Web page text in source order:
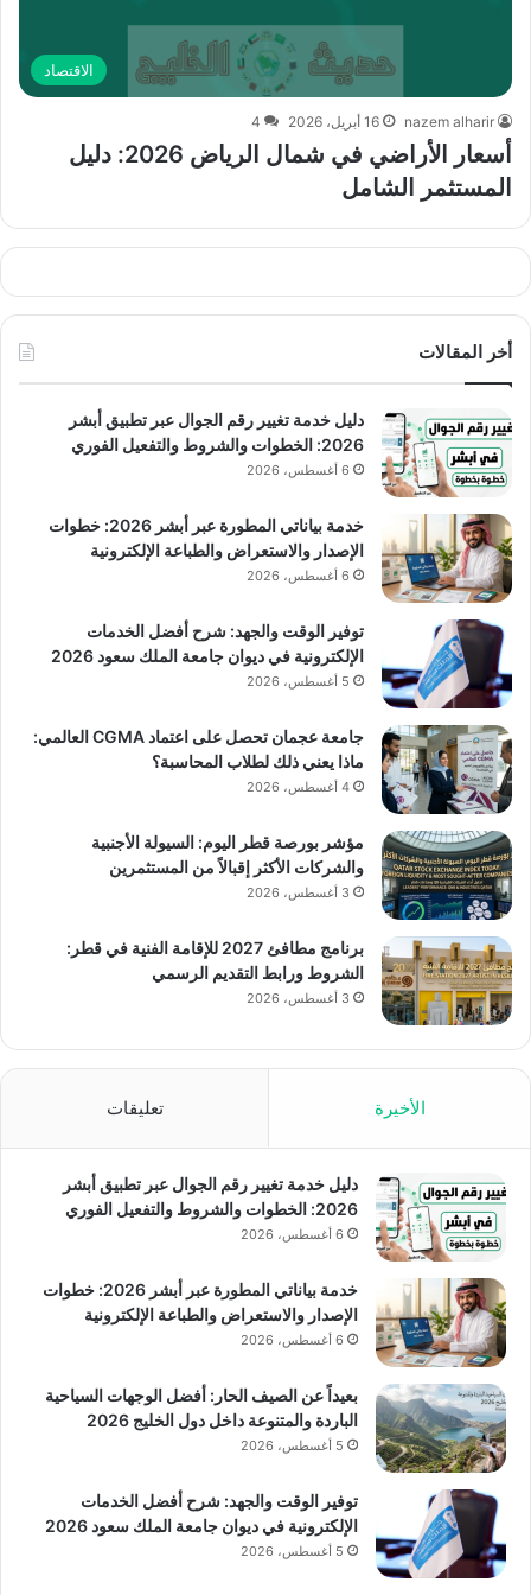
الاقتصاد
nazem alharir 16 أبريل، 2026 4
أسعار الأراضي في شمال الرياض 2026: دليل
المستثمر الشامل
أخر المقالات
دليل خدمة تغيير رقم الجوال عبر تطبيق أبشر
2026: الخطوات والشروط والتفعيل الفوري
6 أغسطس، 2026
خدمة بياناتي المطورة عبر أبشر 2026: خطوات
الإصدار والاستعراض والطباعة الإلكترونية
6 أغسطس، 2026
توفير الوقت والجهد: شرح أفضل الخدمات
الإلكترونية في ديوان جامعة الملك سعود 2026
5 أغسطس، 2026
جامعة عجمان تحصل على اعتماد CGMA العالمي:
ماذا يعني ذلك لطلاب المحاسبة؟
4 أغسطس، 2026
مؤشر بورصة قطر اليوم: السيولة الأجنبية
والشركات الأكثر إقبالاً من المستثمرين
3 أغسطس، 2026
برنامج مطافئ 2027 للإقامة الفنية في قطر:
الشروط ورابط التقديم الرسمي
3 أغسطس، 2026
الأخيرة تعليقات
دليل خدمة تغيير رقم الجوال عبر تطبيق أبشر
2026: الخطوات والشروط والتفعيل الفوري
6 أغسطس، 2026
خدمة بياناتي المطورة عبر أبشر 2026: خطوات
الإصدار والاستعراض والطباعة الإلكترونية
6 أغسطس، 2026
بعيداً عن الصيف الحار: أفضل الوجهات السياحية
الباردة والمتنوعة داخل دول الخليج 2026
5 أغسطس، 2026
توفير الوقت والجهد: شرح أفضل الخدمات
الإلكترونية في ديوان جامعة الملك سعود 2026
5 أغسطس، 2026